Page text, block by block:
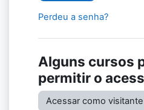
Perdeu a senha?
Alguns cursos
permitir o
Acessar como visitante